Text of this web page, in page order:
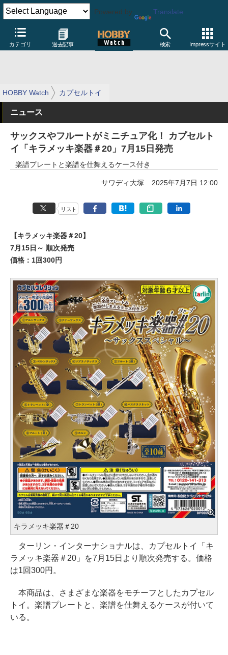
Powered by Translate
カテゴリ 過去記事 検索 Impressサイト
HOBBY Watch カプセルトイ
ニュース
サックスやフルートがミニチュア化！ カプセルト
イ「キラメッキ楽器＃20」7月15日発売
楽譜プレートと楽譜を仕舞えるケース付き
サワディ大塚 2025年7月7日 12:00
リスト
【キラメッキ楽器＃20】
7月15日～ 順次発売
価格：1回300円
キラメッキ楽器＃20
ターリン・インターナショナルは、カプセルトイ「キ
ラメッキ楽器＃20」を7月15日より順次発売する。価格
は1回300円。
本商品は、さまざまな楽器をモチーフとしたカプセル
トイ。楽譜プレートと、楽譜を仕舞えるケースが付いて
いる。